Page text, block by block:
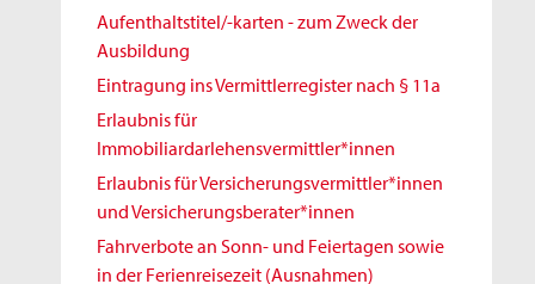
Aufenthaltstitel/-karten - zum Zweck der
Ausbildung
Eintragung ins Vermittlerregister nach § 11a
Erlaubnis für
Immobiliardarlehensvermittler*innen
Erlaubnis für Versicherungsvermittler*innen
und Versicherungsberater*innen
Fahrverbote an Sonn- und Feiertagen sowie
in der Ferienreisezeit (Ausnahmen)